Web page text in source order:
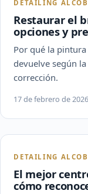
DETAILING
Restaurar el
opciones y
Por qué la
devuelve según
corrección.
17 de febrero de 2026
DETAILING
El mejor
cómo